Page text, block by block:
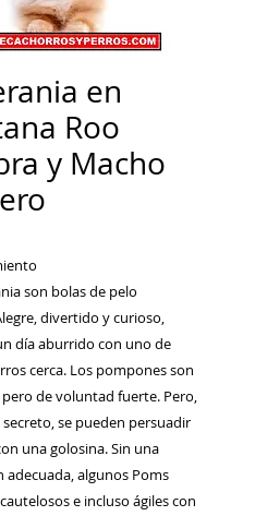
en
Roo
y Macho
son bolas de pelo
divertido y curioso,
día aburrido con uno de
cerca. Los pompones son
de voluntad fuerte. Pero,
se pueden persuadir
una golosina. Sin una
adecuada, algunos Poms
e incluso ágiles con